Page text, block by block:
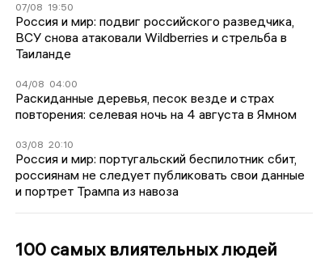
07/08 19:50
Россия и мир: подвиг российского разведчика,
ВСУ снова атаковали Wildberries и стрельба в
Таиланде
04/08 04:00
Раскиданные деревья, песок везде и страх
повторения: селевая ночь на 4 августа в Ямном
03/08 20:10
Россия и мир: португальский беспилотник сбит,
россиянам не следует публиковать свои данные
и портрет Трампа из навоза
100 самых влиятельных людей